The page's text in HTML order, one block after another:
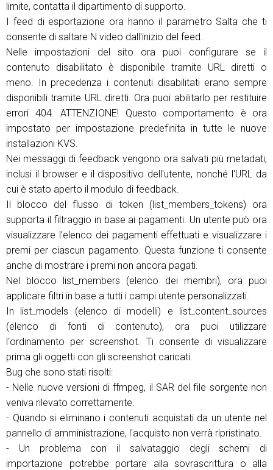
limite, contatta il dipartimento di supporto.
I feed di esportazione ora hanno il parametro Salta che ti
consente di saltare N video dall'inizio del feed.
Nelle impostazioni del sito ora puoi configurare se il
contenuto disabilitato è disponibile tramite URL diretti o
meno. In precedenza i contenuti disabilitati erano sempre
disponibili tramite URL diretti. Ora puoi abilitarlo per restituire
errori 404. ATTENZIONE! Questo comportamento è ora
impostato per impostazione predefinita in tutte le nuove
installazioni KVS.
Nei messaggi di feedback vengono ora salvati più metadati,
inclusi il browser e il dispositivo dell'utente, nonché l'URL da
cui è stato aperto il modulo di feedback.
Il blocco del flusso di token (list_members_tokens) ora
supporta il filtraggio in base ai pagamenti. Un utente può ora
visualizzare l'elenco dei pagamenti effettuati e visualizzare i
premi per ciascun pagamento. Questa funzione ti consente
anche di mostrare i premi non ancora pagati.
Nel blocco list_members (elenco dei membri), ora puoi
applicare filtri in base a tutti i campi utente personalizzati.
In list_models (elenco di modelli) e list_content_sources
(elenco di fonti di contenuto), ora puoi utilizzare
l'ordinamento per screenshot. Ti consente di visualizzare
prima gli oggetti con gli screenshot caricati.
Bug che sono stati risolti:
- Nelle nuove versioni di ffmpeg, il SAR del file sorgente non
veniva rilevato correttamente.
- Quando si eliminano i contenuti acquistati da un utente nel
pannello di amministrazione, l'acquisto non verrà ripristinato.
- Un problema con il salvataggio degli schemi di
importazione potrebbe portare alla sovrascrittura o alla